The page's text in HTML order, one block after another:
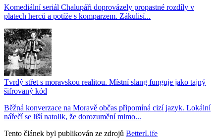
Komediální seriál Chalupáři doprovázely propastné rozdíly v
platech herců a potíže s komparzem. Zákulisí...
Tvrdý střet s moravskou realitou. Místní slang funguje jako tajný
šifrovaný kód
Běžná konverzace na Moravě občas připomíná cizí jazyk. Lokální
nářečí se liší natolik, že dorozumění mimo...
Tento článek byl publikován ze zdrojů BetterLife